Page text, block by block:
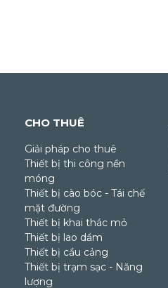
CHO THUÊ
Giải pháp cho thuê
Thiết bị thi công nền
móng
Thiết bị cào bóc - Tái chế
mặt đường
Thiết bị khai thác mỏ
Thiết bị lao dầm
Thiết bị cầu cảng
Thiết bị trạm sạc - Năng
lượng